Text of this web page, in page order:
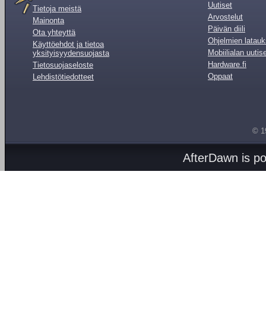
Tietoja meistä
Mainonta
Ota yhteyttä
Käyttöehdot ja tietoa
yksityisyydensuojasta
Tietosuojaseloste
Lehdistötiedotteet
Uutiset
Arvostelut
Päivän diili
Ohjelmien
Mobiilialan
Hardware.fi
Oppaat
©
AfterDawn is